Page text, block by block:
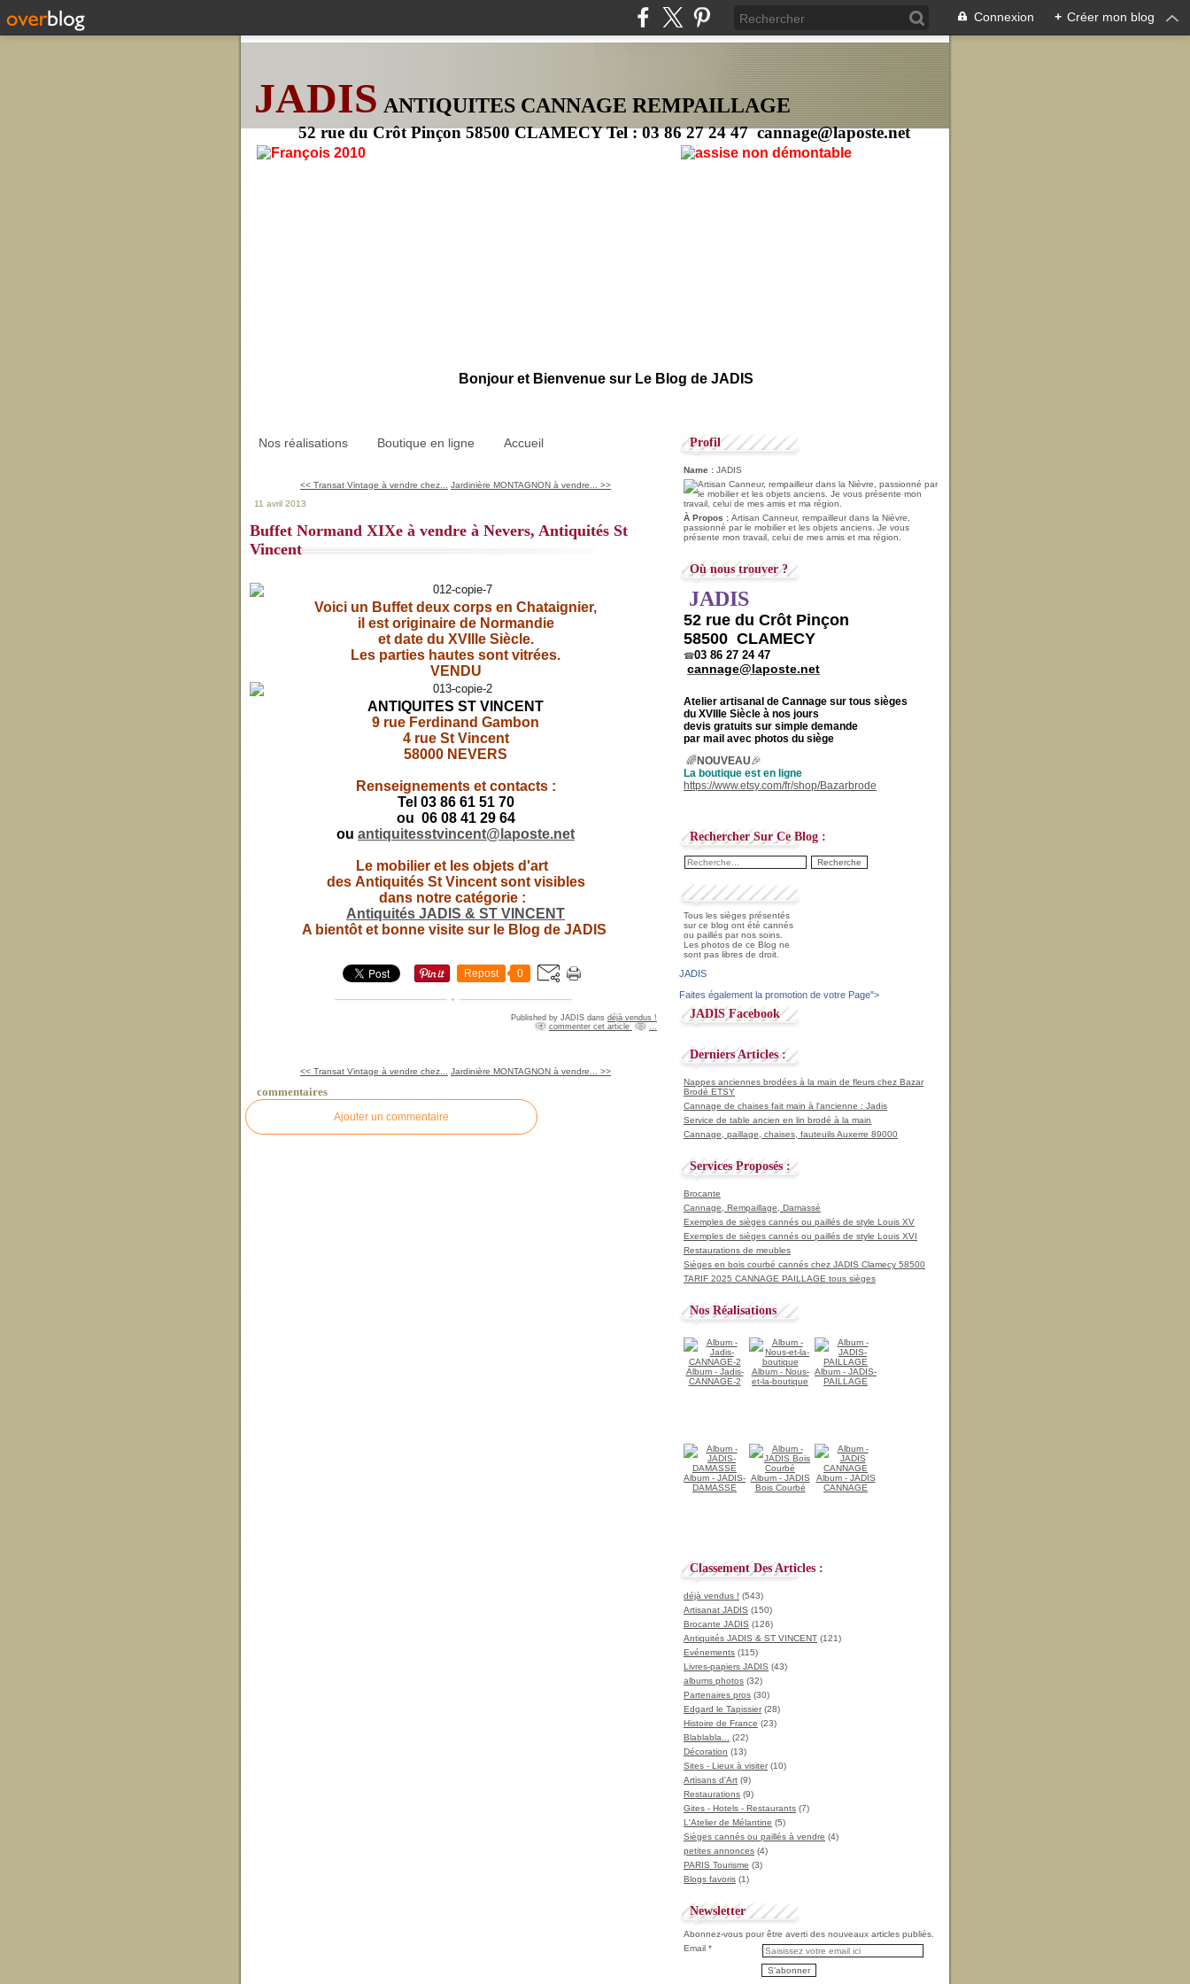
Connexion + Créer mon blog
JADIS ANTIQUITES CANNAGE REMPAILLAGE
52 rue du Crôt Pinçon 58500 CLAMECY Tel : 03 86 27 24 47 cannage@laposte.net
Bonjour et Bienvenue sur Le Blog de JADIS
Nos réalisations Boutique en ligne Accueil
<< Transat Vintage à vendre chez...
Jardinière MONTAGNON à vendre... >>
11 avril 2013
Buffet Normand XIXe à vendre à Nevers, Antiquités St
Vincent
Voici un Buffet deux corps en Chataignier,
il est originaire de Normandie
et date du XVIIIe Siècle.
Les parties hautes sont vitrées.
VENDU
ANTIQUITES ST VINCENT
9 rue Ferdinand Gambon
4 rue St Vincent
58000 NEVERS
Renseignements et contacts :
Tel 03 86 61 51 70
ou 06 08 41 29 64
ou antiquitesstvincent@laposte.net
Le mobilier et les objets d'art
des Antiquités St Vincent sont visibles
dans notre catégorie :
Antiquités JADIS & ST VINCENT
A bientôt et bonne visite sur le Blog de JADIS
Repost 0
Published by JADIS dans déjà vendus !
commenter cet article
<< Transat Vintage à vendre chez... Jardinière MONTAGNON à vendre... >>
commentaires
Ajouter un commentaire
Profil
Name : JADIS
À Propos : Artisan Canneur, rempailleur dans la Nièvre,
passionné par le mobilier et les objets anciens. Je vous
présente mon travail, celui de mes amis et ma région.
Où nous trouver ?
JADIS
52 rue du Crôt Pinçon
58500 CLAMECY
☎03 86 27 24 47
cannage@laposte.net
Atelier artisanal de Cannage sur tous sièges
du XVIIIe Siècle à nos jours
devis gratuits sur simple demande
par mail avec photos du siège
🌈NOUVEAU🎉
La boutique est en ligne
https://www.etsy.com/fr/shop/Bazarbrode
Rechercher Sur Ce Blog :
Tous les sièges présentés
sur ce blog ont été cannés
ou paillés par nos soins.
Les photos de ce Blog ne
sont pas libres de droit.
JADIS
Faites également la promotion de votre Page">
JADIS Facebook
Derniers Articles :
Nappes anciennes brodées à la main de fleurs chez Bazar
Brodé ETSY
Cannage de chaises fait main à l'ancienne : Jadis
Service de table ancien en lin brodé à la main
Cannage, paillage, chaises, fauteuils Auxerre 89000
Services Proposés :
Brocante
Cannage, Rempaillage, Damassé
Exemples de sièges cannés ou paillés de style Louis XV
Exemples de sièges cannés ou paillés de style Louis XVI
Restaurations de meubles
Sièges en bois courbé cannés chez JADIS Clamecy 58500
TARIF 2025 CANNAGE PAILLAGE tous sièges
Nos Réalisations
Album - Jadis-
CANNAGE-2
Album - Nous-
et-la-boutique
Album - JADIS-
PAILLAGE
Album - JADIS-
DAMASSE
Album - JADIS
Bois Courbé
Album - JADIS
CANNAGE
Classement Des Articles :
déjà vendus ! (543)
Artisanat JADIS (150)
Brocante JADIS (126)
Antiquités JADIS & ST VINCENT (121)
Evénements (115)
Livres-papiers JADIS (43)
albums photos (32)
Partenaires pros (30)
Edgard le Tapissier(28)
Histoire de France (23)
Blablabla...
(22)
Décoration (13)
Sites - Lieux à visiter(10)
Artisans d'Art (9)
Restaurations (9)
Gites - Hotels - Restaurants (7)
L'Atelier de Mélantine (5)
Sièges cannés ou paillés à vendre (4)
petites annonces (4)
PARIS Tourisme (3)
Blogs favoris (1)
Newsletter
Abonnez-vous pour être averti des nouveaux articles publiés.
Email